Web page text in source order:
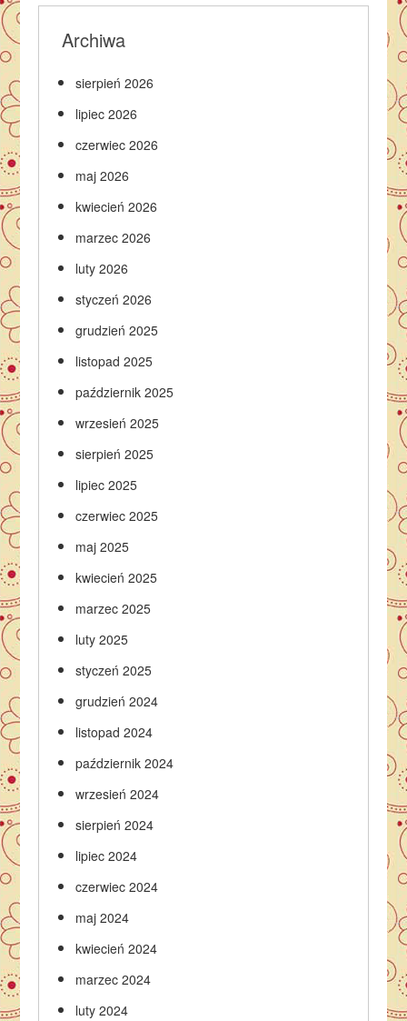
Archiwa
sierpień 2026
lipiec 2026
czerwiec 2026
maj 2026
kwiecień 2026
marzec 2026
luty 2026
styczeń 2026
grudzień 2025
listopad 2025
październik 2025
wrzesień 2025
sierpień 2025
lipiec 2025
czerwiec 2025
maj 2025
kwiecień 2025
marzec 2025
luty 2025
styczeń 2025
grudzień 2024
listopad 2024
październik 2024
wrzesień 2024
sierpień 2024
lipiec 2024
czerwiec 2024
maj 2024
kwiecień 2024
marzec 2024
luty 2024